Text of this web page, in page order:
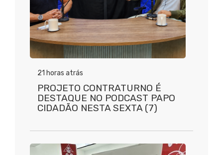
21 horas atrás
PROJETO CONTRATURNO É
DESTAQUE NO PODCAST PAPO
CIDADÃO NESTA SEXTA (7)